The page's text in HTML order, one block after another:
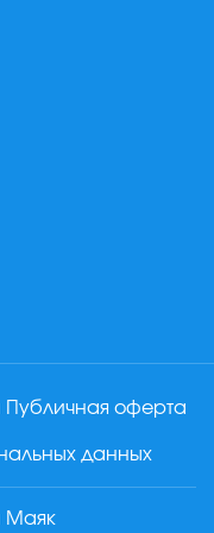
Публичная оферта
данных
Маяк